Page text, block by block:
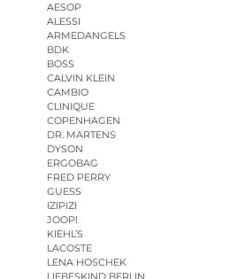
AESOP
ALESSI
ARMEDANGELS
BDK
BOSS
CALVIN KLEIN
CAMBIO
CLINIQUE
COPENHAGEN
DR. MARTENS
DYSON
ERGOBAG
FRED PERRY
GUESS
IZIPIZI
JOOP!
KIEHL’S
LACOSTE
LENA HOSCHEK